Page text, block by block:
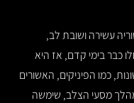
עשירה ושובת לב,
כבר בימי קדם, אז היא
כמו הפיניקים, האשורים
מסעי הצלב, שימשה